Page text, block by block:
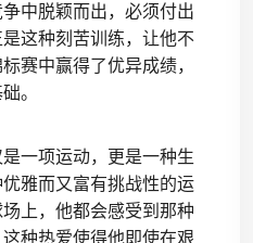
中脱颖而出，必须付出
这种刻苦训练，让他不
赛中赢得了优异成绩，
。
一项运动，更是一种生
雅而又富有挑战性的运
上，他都会感受到那种
种热爱使得他即使在艰